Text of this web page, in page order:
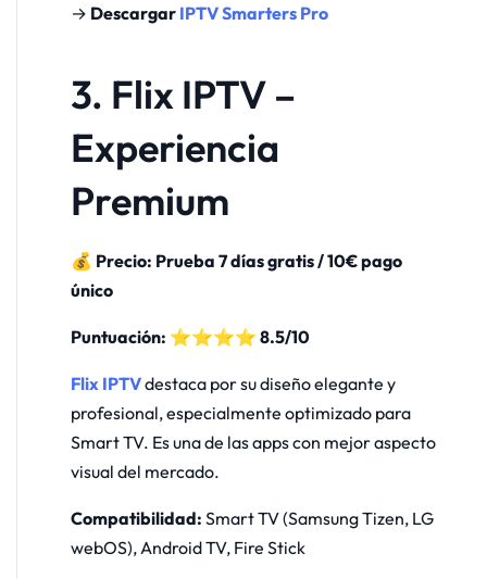
→ Descargar IPTV Smarters Pro
3. Flix IPTV –
Experiencia
Premium
💰 Precio: Prueba 7 días gratis / 10€ pago
único
Puntuación: ⭐⭐⭐⭐ 8.5/10
Flix IPTVdestaca por su diseño elegante y
profesional, especialmente optimizado para
Smart TV. Es una de las apps con mejor aspecto
visual del mercado.
Compatibilidad: Smart TV (Samsung Tizen, LG
webOS), Android TV, Fire Stick